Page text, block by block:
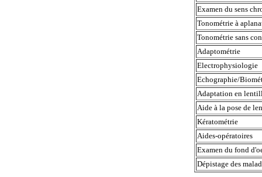
Examen du sens
Tonométrie à
Tonométrie sans
Adaptométrie
Electrophysiologie
Echographie/
Adaptation en
Aide à la pose de
Kératométrie
Aides-opératoires
Examen du fond
Dépistage des